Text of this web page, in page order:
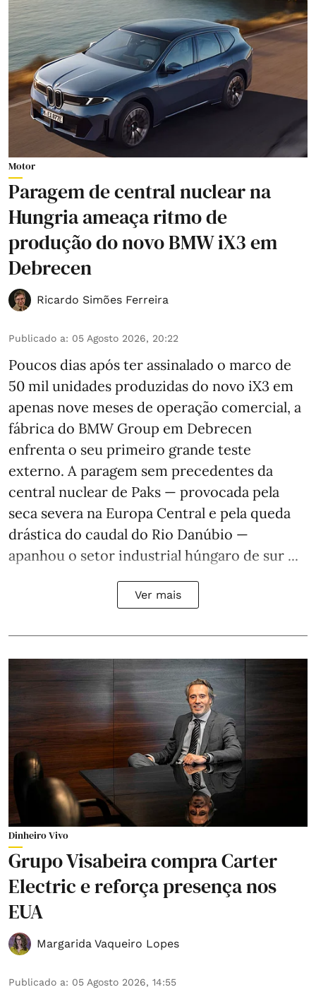
Motor
Paragem de central nuclear na
Hungria ameaça ritmo de
produção do novo BMW iX3 em
Debrecen
Ricardo Simões Ferreira
Publicado a: 05 Agosto 2026, 20:22
Poucos dias após ter assinalado o marco de
50 mil unidades produzidas do novo iX3 em
apenas nove meses de operação comercial, a
fábrica do BMW Group em Debrecen
enfrenta o seu primeiro grande teste
externo. A paragem sem precedentes da
central nuclear de Paks — provocada pela
seca severa na Europa Central e pela queda
drástica do caudal do Rio Danúbio —
apanhou o setor industrial húngaro de sur ...
Ver mais
Dinheiro Vivo
Grupo Visabeira compra Carter
Electric e reforça presença nos
EUA
Margarida Vaqueiro Lopes
Publicado a: 05 Agosto 2026, 14:55